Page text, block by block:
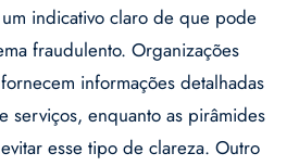
indicativo claro de que pode
fraudulento. Organizações
informações detalhadas
serviços, enquanto as pirâmides
esse tipo de clareza. Outro